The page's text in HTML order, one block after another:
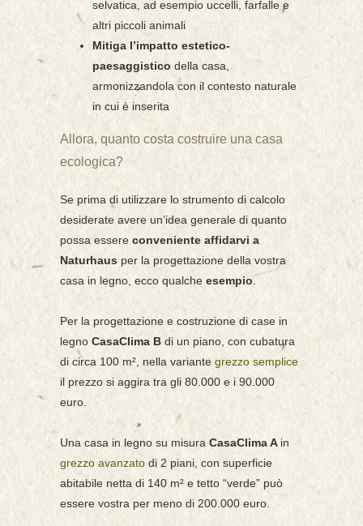
selvatica, ad esempio uccelli, farfalle e
altri piccoli animali
Mitiga l’impatto estetico-
paesaggistico della casa,
armonizzandola con il contesto naturale
in cui è inserita
Allora, quanto costa costruire una casa
ecologica?
Se prima di utilizzare lo strumento di calcolo
desiderate avere un’idea generale di quanto
possa essere conveniente affidarvi a
Naturhaus per la progettazione della vostra
casa in legno, ecco qualche esempio.
Per la progettazione e costruzione di case in
legno CasaClima B di un piano, con cubatura
di circa 100 m², nella variante grezzo semplice
il prezzo si aggira tra gli 80.000 e i 90.000
euro.
Una casa in legno su misura CasaClima A in
grezzo avanzato di 2 piani, con superficie
abitabile netta di 140 m² e tetto “verde” può
essere vostra per meno di 200.000 euro.